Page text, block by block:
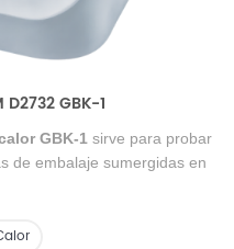
GBK-1
GBK-1 sirve para probar
de embalaje sumergidas en